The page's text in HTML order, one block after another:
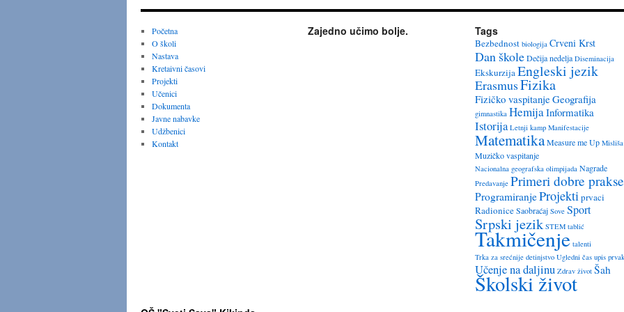
Početna
O školi
Nastava
Kretaivni časovi
Projekti
Učenici
Dokumenta
Javne nabavke
Udžbenici
Kontakt
Zajedno učimo bolje. Tags
Bezbednost biologija Crveni Krst
Dan školeDečija nedelja Diseminacija
EkskurzijaEngleski jezik
ErasmusFizika
Fizičko vaspitanjeGeografija
gimnastika HemijaInformatika
Istorija Letnji kamp Manifestacije
MatematikaMeasure me Up Misliša
Muzičko vaspitanje
Nacionalna geografska olimpijada Nagrade
Predavanje Primeri dobre prakse
ProgramiranjeProjektiprvaci
RadioniceSaobraćaj Sove Sport
Srpski jezik STEM tablić
Takmičenje talenti
Trka za srećnije detinjstvo Ugledni čas upis
Učenje na daljinu Zdrav život Šah
Školski život